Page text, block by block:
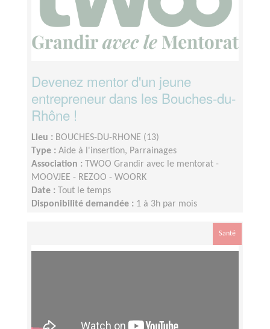
Devenez mentor d'un jeune
entrepreneur dans les Bouches-du-
Rhône !
Lieu : BOUCHES-DU-RHONE (13)
Type : Aide à l'insertion, Parrainages
Association :
TWOO Grandir avec le mentorat -
MOOVJEE - REZOO - WOORK
Date :
Tout le temps
Disponibilité demandée : 1 à 3h par mois
Santé